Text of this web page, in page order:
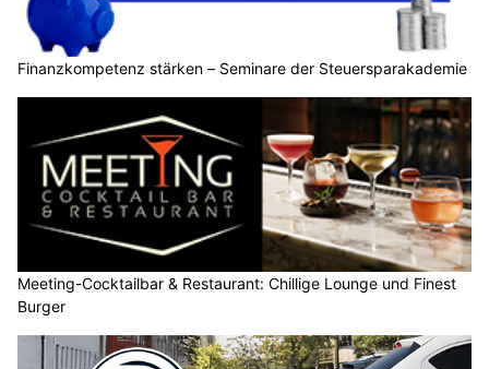
Finanzkompetenz stärken – Seminare der Steuersparakademie
Meeting-Cocktailbar & Restaurant: Chillige Lounge und Finest
Burger